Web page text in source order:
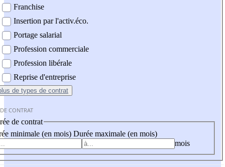
Franchise
Insertion par l'activ.éco.
Portage salarial
Profession commerciale
Profession libérale
Reprise d'entreprise
de types de contrat
CONTRAT
de contrat
minimale (en mois) Durée maximale (en mois)
mois